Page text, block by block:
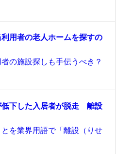
用者の老人ホームを探すの
の施設探しも手伝うべき？
低下した入居者が脱走 離設
を業界用語で「離設（りせ